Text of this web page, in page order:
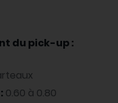
du pick-up :
0.60 à 0.80